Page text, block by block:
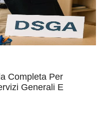
Completa Per
Generali E